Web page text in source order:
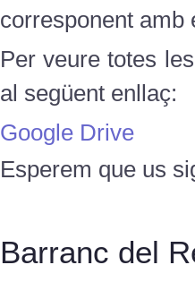
corresponent amb
Per veure totes
al següent enllaç:
Google Drive
Esperem que us
Barranc del